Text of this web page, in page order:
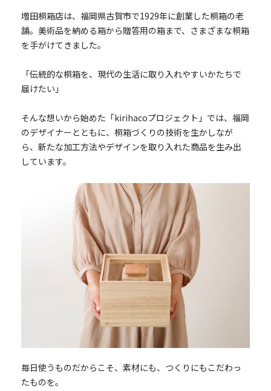
増田桐箱店は、福岡県古賀市で1929年に創業した桐箱の老
舗。美術品を納める箱から贈答用の箱まで、さまざまな桐箱
を手がけてきました。
「伝統的な桐箱を、現代の生活に取り入れやすいかたちで
届けたい」
そんな想いから始めた「kirihacoプロジェクト」では、福岡
のデザイナーとともに、桐箱づくりの技術を生かしなが
ら、新たな加工方法やデザインを取り入れた商品を生み出
しています。
毎日使うものだからこそ、素材にも、つくりにもこだわっ
たものを。